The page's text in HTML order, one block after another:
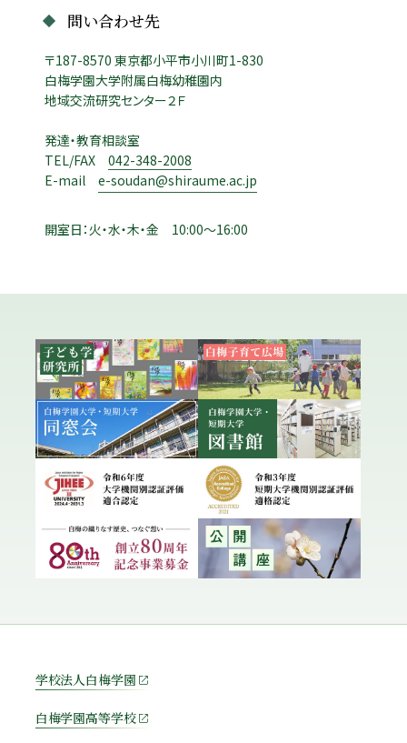
問い合わせ先
〒187-8570 東京都小平市小川町1-830
白梅学園大学附属白梅幼稚園内
地域交流研究センター２Ｆ
発達・教育相談室
TEL/FAX 042-348-2008
E-mail e-soudan@shiraume.ac.jp
開室日：火・水・木・金 10:00～16:00
学校法人白梅学園
白梅学園高等学校